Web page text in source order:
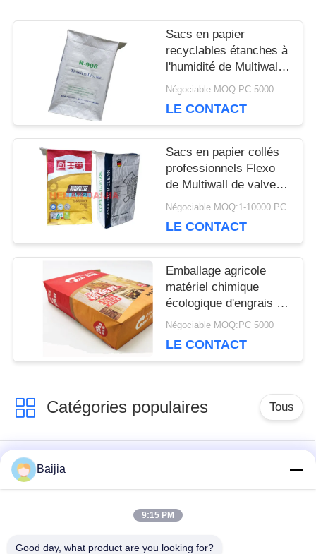
NOUVELLES
PLAN
PRIVACY
POLICY
Sacs en papier
recyclables étanches à
l'humidité de Multiwall
Papier d'emballage
personnalisable
Négociable MOQ:PC 5000
LE CONTACT
Sacs en papier collés
professionnels Flexo
de Multiwall de valve
imprimant le cachetage
Négociable MOQ:1-10000 PC
LE CONTACT
Emballage agricole
matériel chimique
écologique d'engrais de
sacs à papier
Négociable MOQ:PC 5000
LE CONTACT
Catégories populaires Tous
Sacs en papier de
Multiwall Papier
d'emballage
de Multiwall de valve
Baijia
9:15 PM
Good day, what product are you looking for?